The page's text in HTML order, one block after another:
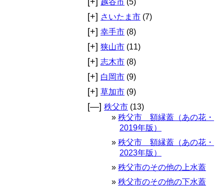
[+] さいたま市 (7)
[+] 幸手市 (8)
[+] 狭山市 (11)
[+] 志木市 (8)
[+] 白岡市 (9)
[+] 草加市 (9)
[—] 秩父市 (13)
秩父市 額縁蓋（あの花・
2019年版）
秩父市 額縁蓋（あの花・
2023年版）
秩父市のその他の上水蓋
秩父市のその他の下水蓋